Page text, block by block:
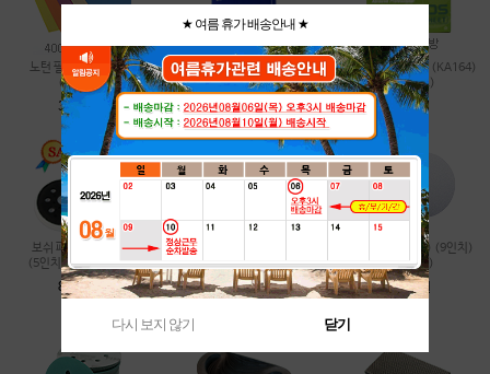
노턴 필름사포 (11종)
(A4크기)
3,000원
종이사포 (대성연마)
350원
천사포 (목공사포) (KA164)
(디어포스)
650원
보쉬 패드 (BOSCH)
(5인치8홀) (2종선택)
8,000원
(5인치8홀)(125mm)
(디어포스)
3,000원
원형사포 (벨크로) (9인치)
(230mm)
7,500원
★ 여름 휴가 배송안내 ★
다시 보지 않기 닫기